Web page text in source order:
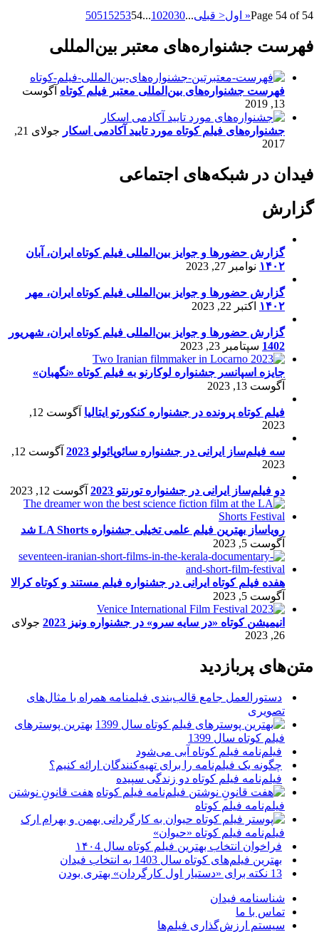
Page 54 of 54« اول< قبلی...
102030
...
5051525354
فهرست جشنواره‌های معتبر بین‌المللی
فهرست جشنواره‌های بین‌المللی معتبر فیلم کوتاه آگوست
13, 2019
جشنواره‌های فیلم کوتاه مورد تایید آکادمی اسکار
جولای 21,
2017
فیدان در شبکه‌های اجتماعی
گزارش
گزارش حضورها و جوایز بین‌المللی فیلم کوتاه ایران، آبان
۱۴۰۲ نوامبر 27, 2023
گزارش حضورها و جوایز بین‌المللی فیلم کوتاه ایران، مهر
۱۴۰۲ اکتبر 22, 2023
گزارش حضورها و جوایز بین‌المللی فیلم کوتاه ایران، شهریور
1402 سپتامبر 23, 2023
جایزه اسپانسر جشنواره لوکارنو به فیلم کوتاه «نگهبان»
آگوست 13, 2023
فیلم کوتاه پرونده در جشنواره کنکورتو ایتالیا
آگوست 12,
2023
سه فیلم‌ساز ایرانی در جشنواره سائوپائولو 2023
آگوست 12,
2023
دو فیلم‌ساز ایرانی در جشنواره تورنتو 2023 آگوست 12, 2023
رویاساز بهترین فیلم علمی تخیلی جشنواره LA Shorts شد
آگوست 5, 2023
هفده فیلم کوتاه ایرانی در جشنواره فیلم مستند و کوتاه کرالا
آگوست 5, 2023
انیمیشن کوتاه «در سایه سرو» در جشنواره ونیز 2023
جولای
26, 2023
متن‌های پربازدید
دستورالعمل جامع قالب‌بندی فیلمنامه همراه با مثال‌های
تصویری
بهترین پوسترهای
فیلم کوتاه سال 1399
فیلم‌نامه فیلم کوتاه آبی می‌شود
چگونه یک فیلم‌نامه را برای تهیه‌کنندگان ارائه کنیم؟
فیلم‌نامه فیلم کوتاه دو زندگی سپیده
هفت قانونِ نوشتن
فیلم‌نامه فیلم کوتاه
فیلم‌نامه فیلم کوتاه «حیوان»
فراخوان انتخاب بهترین فیلم کوتاه سال ۱۴۰4
بهترین فیلم‌های کوتاه سال 1403 به انتخاب فیدان
13 نکته برای «دستیار اول کارگردان» بهتری بودن
شناسنامه فیدان
تماس با ما
سیستم ارزش‌گذاری فیلم‌ها